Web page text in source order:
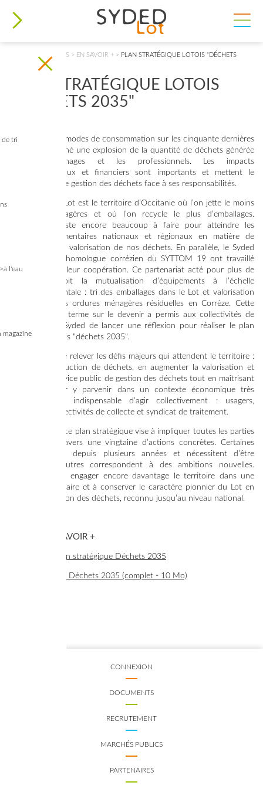
de tri
l'eau
magazine
VOUS ÊTES ICI
> DÉCHETS > EN SAVOIR + > PLAN STRATÉGIQUE LOTOIS "DÉCHETS
PLAN STRATÉGIQUE LOTOIS
"DÉCHETS 2035"
L’évolution des modes de consommation sur les cinquante dernières
années a entraîné une explosion de la quantité de déchets générée
par les ménages et les professionnels. Les impacts
environnementaux et financiers sont importants et mettent le
service public de gestion des déchets face à ses responsabilités.
Aujourd’hui, le Lot est le territoire d’Occitanie où l’on jette le moins
d’ordures ménagères et où l’on recycle le plus d’emballages.
Toutefois, il reste encore beaucoup à faire pour atteindre les
objectifs réglementaires nationaux et régionaux en matière de
réduction et de valorisation de nos déchets. En parallèle, le Syded
du Lot et son homologue corrézien du SYTTOM 19 ont travaillé
pour renforcer leur coopération. Ce partenariat acté pour plus de
25 ans prévoit la mutualisation d’équipements à l’échelle
interdépartementale : tri des emballages dans le Lot et valorisation
énergétique des ordures ménagères résiduelles en Corrèze. Cette
visibilité à long terme sur le devenir a permis aux collectivités de
collecte et au Syded de lancer une réflexion pour réaliser le plan
stratégique lotois "déchets 2035".
Il ambitionne de relever les défis majeurs qui attendent le territoire :
réduire la production de déchets, en augmenter la valorisation et
améliorer le service public de gestion des déchets tout en maîtrisant
les coûts. Pour y parvenir dans un contexte économique très
difficile, il est indispensable d’agir collectivement : usagers,
communes, collectivités de collecte et syndicat de traitement.
C’est pourquoi ce plan stratégique vise à impliquer toutes les parties
prenantes à travers une vingtaine d’actions concrètes. Certaines
sont en cours depuis plusieurs années et nécessitent d’être
renforcées, d’autres correspondent à des ambitions nouvelles.
Toutes visent à engager encore davantage le territoire dans une
économie circulaire et à conserver le caractère pionnier du Lot en
matière de gestion des déchets, reconnu jusqu’au niveau national.
> POUR EN SAVOIR +
Synthèse du plan stratégique Déchets 2035
Plan stratégique Déchets 2035 (complet - 10 Mo)
CONNEXION
DOCUMENTS
RECRUTEMENT
MARCHÉS PUBLICS
PARTENAIRES